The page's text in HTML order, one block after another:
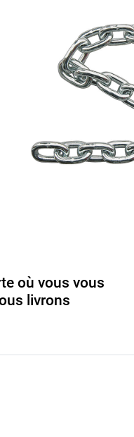
où vous vous
livrons